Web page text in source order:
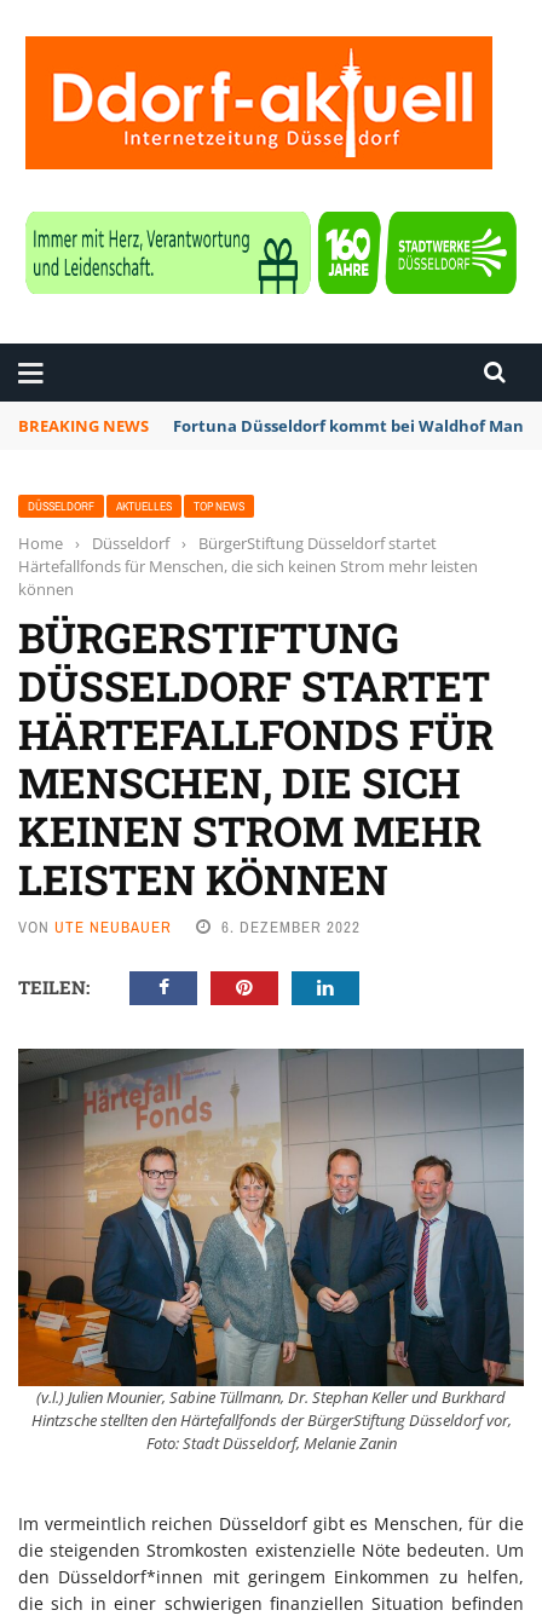
BREAKING NEWS Düsseldorf: Vollsperrung der Bergischen
DÜSSELDORF AKTUELLES TOP NEWS
Home › Düsseldorf ›
BürgerStiftung Düsseldorf startet
Härtefallfonds für Menschen, die sich keinen Strom mehr leisten
können
BÜRGERSTIFTUNG
DÜSSELDORF STARTET
HÄRTEFALLFONDS FÜR
MENSCHEN, DIE SICH
KEINEN STROM MEHR
LEISTEN KÖNNEN
VON UTE NEUBAUER 6. DEZEMBER 2022
TEILEN:
(v.l.) Julien Mounier, Sabine Tüllmann, Dr. Stephan Keller und Burkhard
Hintzsche stellten den Härtefallfonds der BürgerStiftung Düsseldorf vor,
Foto: Stadt Düsseldorf, Melanie Zanin
Im vermeintlich reichen Düsseldorf gibt es Menschen, für die
die steigenden Stromkosten existenzielle Nöte bedeuten. Um
den Düsseldorf*innen mit geringem Einkommen zu helfen,
die sich in einer schwierigen finanziellen Situation befinden